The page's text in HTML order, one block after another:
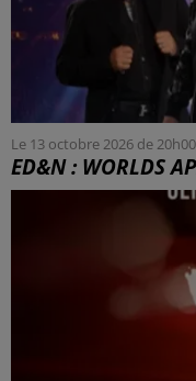
Le 13 octobre 2026 de
ED&N : WORLDS